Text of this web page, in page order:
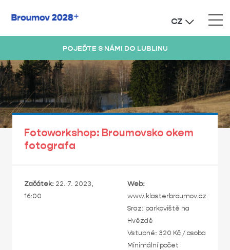
CZ
POJEĎTE S NÁMI DO LUBLINU
Fotoworkshop: Broumovsko okem
fotografa
Začátek: 22. 7. 2023,
16:00
Web:
www.klasterbroumov.cz
Sraz: parkoviště na
Hvězdě
Vstupné: 320 Kč / osoba
Minimální počet